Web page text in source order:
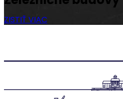
ZISTIŤ VIAC